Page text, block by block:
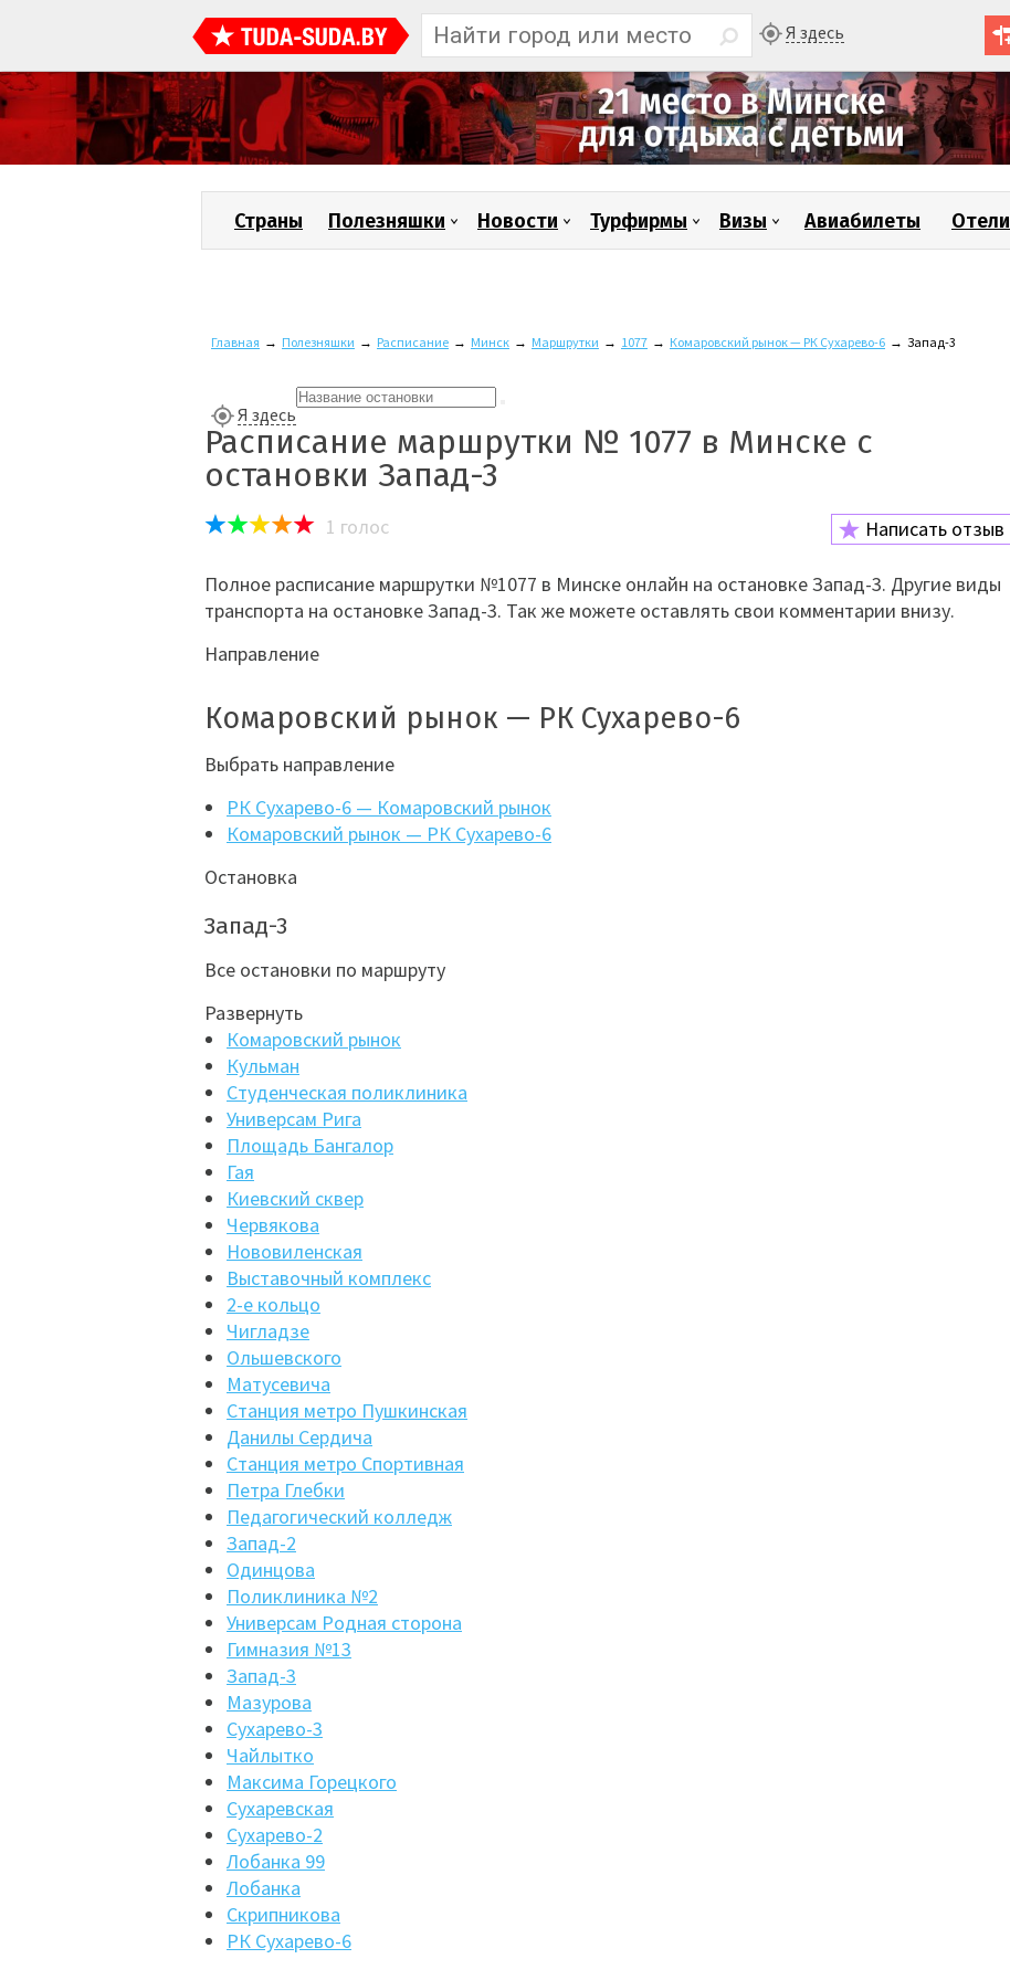
Я здесь
Страны Полезняшки Новости Турфирмы Визы Авиабилеты Отели
Главная → Полезняшки → Расписание → Минск → Маршрутки → 1077 → Комаровский рынок — РК Сухарево-6 → Запад-3
Я здесь
Расписание маршрутки № 1077 в Минске с
остановки Запад-3
1 голос Написать отзыв
Полное расписание маршрутки №1077 в Минске онлайн на остановке Запад-3. Другие виды
транспорта на остановке Запад-3. Так же можете оставлять свои комментарии внизу.
Направление
Комаровский рынок — РК Сухарево-6
Выбрать направление
РК Сухарево-6 — Комаровский рынок
Комаровский рынок — РК Сухарево-6
Остановка
Запад-3
Все остановки по маршруту
Развернуть
Комаровский рынок
Кульман
Студенческая поликлиника
Универсам Рига
Площадь Бангалор
Гая
Киевский сквер
Червякова
Нововиленская
Выставочный комплекс
2-е кольцо
Чигладзе
Ольшевского
Матусевича
Станция метро Пушкинская
Данилы Сердича
Станция метро Спортивная
Петра Глебки
Педагогический колледж
Запад-2
Одинцова
Поликлиника №2
Универсам Родная сторона
Гимназия №13
Запад-3
Мазурова
Сухарево-3
Чайлытко
Максима Горецкого
Сухаревская
Сухарево-2
Лобанка 99
Лобанка
Скрипникова
РК Сухарево-6